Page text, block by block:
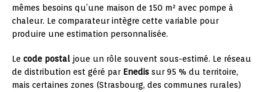
mêmes besoins qu’une maison de 150 m² avec pompe à
chaleur. Le comparateur intègre cette variable pour
produire une estimation personnalisée.
Le code postal joue un rôle souvent sous-estimé. Le réseau
de distribution est géré par Enedis sur 95 % du territoire,
mais certaines zones (Strasbourg, des communes rurales)